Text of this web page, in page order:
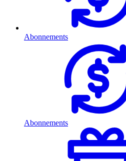
Abonnements
Abonnements